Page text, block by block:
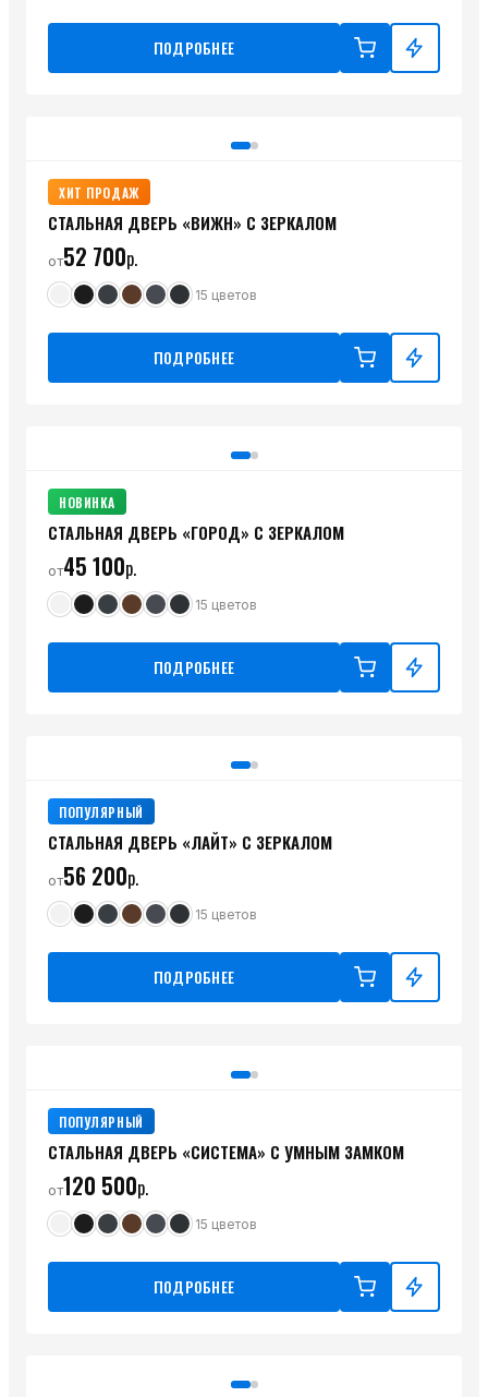
ПОДРОБНЕЕ
ХИТ ПРОДАЖ
СТАЛЬНАЯ ДВЕРЬ «ВИЖН» С ЗЕРКАЛОМ
от52 700р.
15 цветов
ПОДРОБНЕЕ
НОВИНКА
СТАЛЬНАЯ ДВЕРЬ «ГОРОД» С ЗЕРКАЛОМ
от45 100р.
15 цветов
ПОДРОБНЕЕ
ПОПУЛЯРНЫЙ
СТАЛЬНАЯ ДВЕРЬ «ЛАЙТ» С ЗЕРКАЛОМ
от56 200р.
15 цветов
ПОДРОБНЕЕ
ПОПУЛЯРНЫЙ
СТАЛЬНАЯ ДВЕРЬ «СИСТЕМА» С УМНЫМ ЗАМКОМ
от120 500р.
15 цветов
ПОДРОБНЕЕ